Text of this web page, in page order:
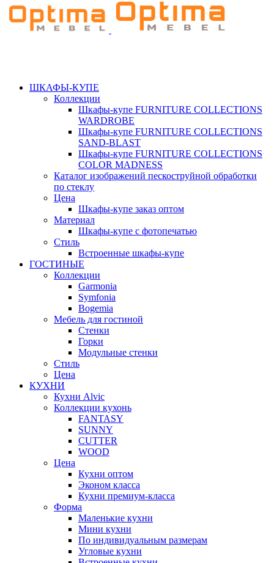
ШКАФЫ-КУПЕ
Коллекции
Шкафы-купе FURNITURE COLLECTIONS
WARDROBE
Шкафы-купе FURNITURE COLLECTIONS
SAND-BLAST
Шкафы-купе FURNITURE COLLECTIONS
COLOR MADNESS
Каталог изображений пескоструйной обработки
по стеклу
Цена
Шкафы-купе заказ оптом
Материал
Шкафы-купе с фотопечатью
Стиль
Встроенные шкафы-купе
ГОСТИНЫЕ
Коллекции
Garmonia
Symfonia
Bogemia
Мебель для гостиной
Стенки
Горки
Модульные стенки
Стиль
Цена
КУХНИ
Кухни Alvic
Коллекции кухонь
FANTASY
SUNNY
CUTTER
WOOD
Цена
Кухни оптом
Эконом класса
Кухни премиум-класса
Форма
Маленькие кухни
Мини кухни
По индивидуальным размерам
Угловые кухни